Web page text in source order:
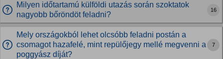
Milyen időtartamú külföldi utazás során szoktatok
nagyobb bőröndöt feladni?
16
Mely országokból lehet olcsóbb feladni postán a
csomagot hazafelé, mint repülőjegy mellé megvenni a
poggyász díját?
7